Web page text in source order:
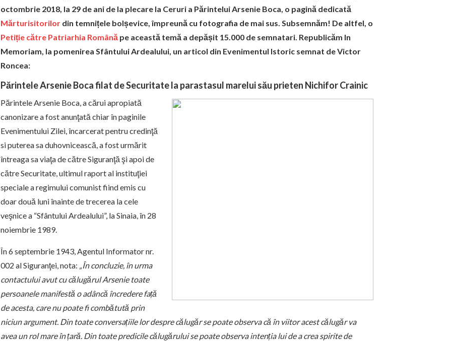
octombrie 2018, la 29 de ani de la plecare la Ceruri a Părintelui Arsenie Boca, o pagină dedicată
Mărturisitorilor din temnițele bolșevice, împreună cu fotografia de mai sus. Subsemnăm! De altfel, o
Petiție către Patriarhia Română pe această temă a depășit 15.000 de semnatari. Republicăm In
Memoriam, la pomenirea Sfântului Ardealului, un articol din Evenimentul Istoric semnat de Victor
Roncea:
Părintele Arsenie Boca filat de Securitate la parastasul marelui său prieten Nichifor Crainic
Părintele Arsenie Boca, a cărui apropiată
canonizare a fost anunţată chiar în paginile
Evenimentului Zilei, încarcerat pentru credinţă
si puterea sa duhovnicească, a fost urmărit
întreaga sa viaţa de către Siguranţă şi apoi de
către Securitate, ultimul raport al instituţiei
speciale a regimului comunist fiind emis cu
doar două luni înainte de trecerea la cele
veşnice a “Sfântului Ardealului”, la Sinaia, în 28
noiembrie 1989.
În 6 septembrie 1943, Agentul Informator nr.
002 al Siguranţei, nota: „În concluzie, în urma
contactului avut cu călugărul Arsenie toate
persoanele manifestă o adâncă încredere față
de acesta, care nu poate fi combătută prin
niciun argument. Din toate conversațiile lor despre călugăr se poate observa că în viitor acest călugăr va
avea un rol mare în țară. Din toate predicile călugărului se poate observa intenția lui de a crea spirite de